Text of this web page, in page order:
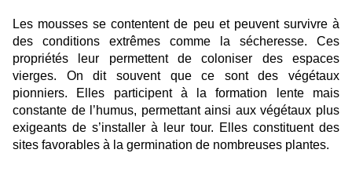
Les mousses se contentent de peu et peuvent survivre à
des conditions extrêmes comme la sécheresse. Ces
propriétés leur permettent de coloniser des espaces
vierges. On dit souvent que ce sont des végétaux
pionniers. Elles participent à la formation lente mais
constante de l’humus, permettant ainsi aux végétaux plus
exigeants de s’installer à leur tour. Elles constituent des
sites favorables à la germination de nombreuses plantes.